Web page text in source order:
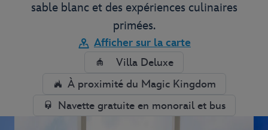
sable blanc et des expériences culinaires
primées.
Afficher sur la carte
Villa Deluxe
À proximité du Magic Kingdom
Navette gratuite en monorail et bus